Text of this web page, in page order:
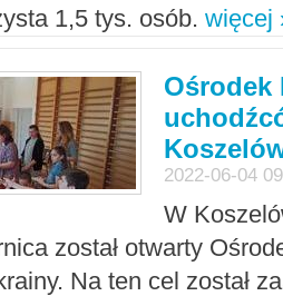
1,5 tys. osób. więcej
Ośrodek
2022-06-04
W
został otwarty
Na ten cel został